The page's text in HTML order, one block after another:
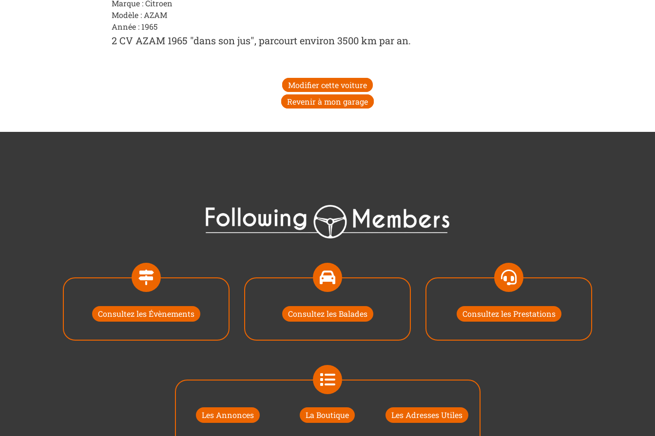
Marque : Citroen
Modèle : AZAM
Année : 1965
2 CV AZAM 1965 "dans son jus", parcourt environ 3500 km par an.
Modifier cette voiture
Revenir à mon garage
Consultez les Évènements Consultez les Balades Consultez les Prestations
Les Annonces La Boutique Les Adresses Utiles